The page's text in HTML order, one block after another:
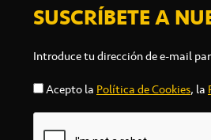
SUSCRÍBETE A
Introduce tu dirección de e-mail
Acepto la Política de Cookies, la